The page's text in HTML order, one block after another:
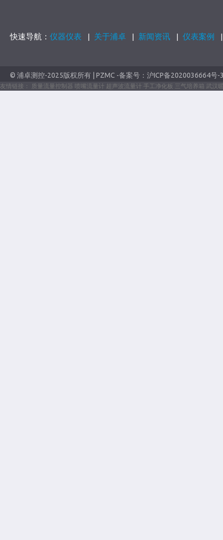
快速导航： 仪器仪表 | 关于浦卓 | 新闻资讯 | 仪表案例
© 浦卓测控-2025版权所有 | PZMC -备案号： 沪ICP备2020036664号-
友情链接： 质量流量控制器 喷嘴流量计 超声波流量计 手工净化板 三气培养箱 武汉